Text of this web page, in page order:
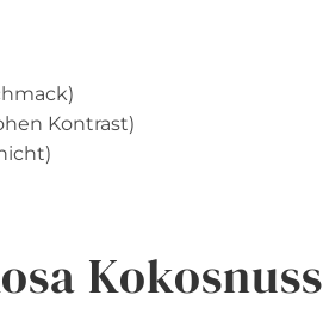
Kontrast)